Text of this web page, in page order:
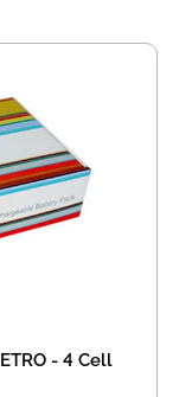
- 4 Cell